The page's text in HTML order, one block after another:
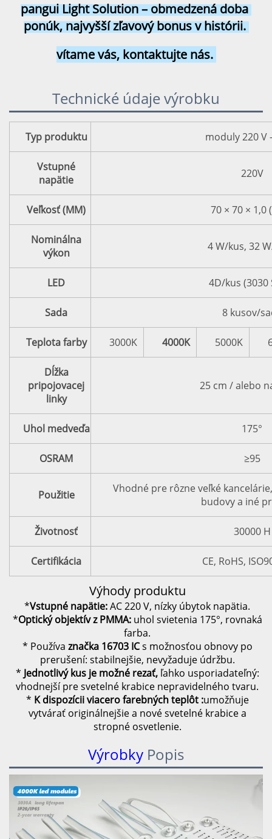
pangui Light Solution – obmedzená doba
ponúk, najvyšší zľavový bonus v histórii.
vítame vás, kontaktujte nás.
Technické údaje výrobku
Typ produktu moduly 220 V
Vstupné
napätie
220V
Veľkosť (MM) 70 × 70 × 1,0
Nominálna
výkon
4 W/kus, 32
LED 4D/kus (3030
Sada 8 kusov/
Teplota farby 3000K 4000K 5000K
Dĺžka
pripojovacej
linky
25 cm / alebo
Uhol medveďa 175°
OSRAM ≥95
Použitie
Vhodné pre rôzne veľké
budovy a iné
Životnosť 30000 H
Certifikácia CE, RoHS,
Výhody produktu
*Vstupné napätie:AC 220 V, nízky úbytok napätia.
*Optický objektív z PMMA: uhol svietenia 175°, rovnaká
farba.
* Používa značka 16703 ICs možnosťou obnovy po
prerušení: stabilnejšie, nevyžaduje údržbu.
* Jednotlivý kus je možné rezať, ľahko usporiadateľný:
vhodnejší pre svetelné krabice nepravidelného tvaru.
* K dispozícii viacero farebných teplôt :umožňuje
vytvárať originálnejšie a nové svetelné krabice a
stropné osvetlenie.
Výrobky Popis